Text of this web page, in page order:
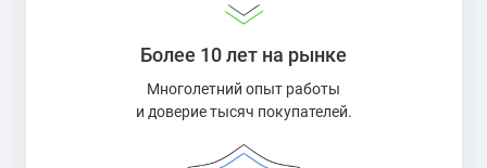
Более 10 лет на рынке
Многолетний опыт работы
и доверие тысяч покупателей.